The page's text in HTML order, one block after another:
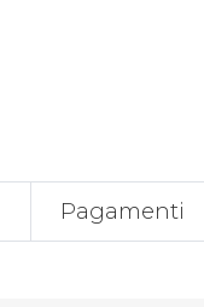
Pagamenti